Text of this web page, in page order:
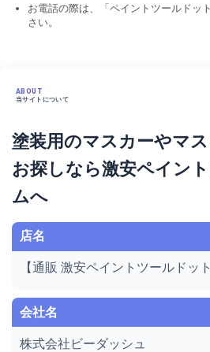
お電話の際は、「ペイントツールドッ
さい。
ABOUT
当サイトについて
塗装用のマスカーやマ
お探しなら激安ペイン
ムへ
店名
【通販 激安ペイントツールドッ
会社名
株式会社ビーダッシュ